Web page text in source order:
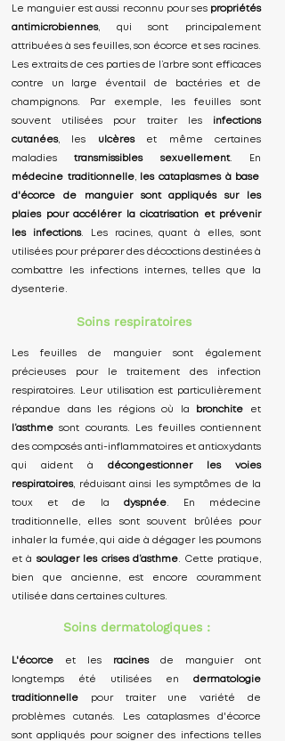
Le manguier est aussi reconnu pour sespropriétés
antimicrobiennes, qui sont principalement
attribuées à ses feuilles, son écorce et ses racines.
Les extraits de ces parties de l’arbre sont efficaces
contre un large éventail de bactéries et de
champignons. Par exemple, les feuilles sont
souvent utilisées pour traiter lesinfections
cutanées, les ulcères et même certaines
maladiestransmissibles sexuellement. En
médecine traditionnelle, les cataplasmes à base
d'écorce de manguier sont appliqués sur les
plaies pour accélérer la cicatrisation et prévenir
les infections. Les racines, quant à elles, sont
utilisées pour préparer des décoctions destinées à
combattre les infections internes, telles que la
dysenterie.
Soins respiratoires
Les feuilles de manguier sont également
précieuses pour le traitement des infection
respiratoires. Leur utilisation est particulièrement
répandue dans les régions où la bronchite et
l’asthmesont courants. Les feuilles contiennent
des composés anti-inflammatoires et antioxydants
qui aident à décongestionner les voies
respiratoires, réduisant ainsi les symptômes de la
toux et de la dyspnée. En médecine
traditionnelle, elles sont souvent brûlées pour
inhaler la fumée, qui aide à dégager les poumons
et à soulager les crises d’asthme . Cette pratique,
bien que ancienne, est encore couramment
utilisée dans certaines cultures.
Soins dermatologiques :
L'écorce et les racines de manguier ont
longtemps été utilisées en dermatologie
traditionnelle pour traiter une variété de
problèmes cutanés. Les cataplasmes d'écorce
sont appliqués pour soigner des infections telles